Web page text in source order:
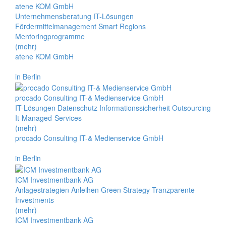
atene KOM GmbH
Unternehmensberatung IT-Lösungen
Fördermittelmanagement Smart Regions
Mentoringprogramme
(mehr)
atene KOM GmbH
in Berlin
procado Consulting IT-& Medienservice GmbH
IT-Lösungen Datenschutz Informationssicherheit Outsourcing
It-Managed-Services
(mehr)
procado Consulting IT-& Medienservice GmbH
in Berlin
ICM Investmentbank AG
Anlagestrategien Anleihen Green Strategy Tranzparente
Investments
(mehr)
ICM Investmentbank AG